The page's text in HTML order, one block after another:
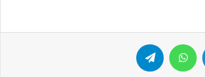
لينكدإن واتساب